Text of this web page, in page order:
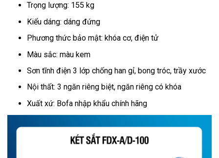
Trọng lượng: 155 kg
Kiểu dáng: dáng đứng
Phương thức bảo mật: khóa cơ, điện tử
Màu sắc: màu kem
Sơn tĩnh điện 3 lớp chống han gỉ, bong tróc, trầy xước
Nội thất: 3 ngăn riêng biệt, ngăn riêng có khóa
Xuất xứ: Bofa nhập khẩu chính hãng